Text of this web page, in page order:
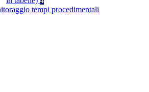
tempi procedimentali